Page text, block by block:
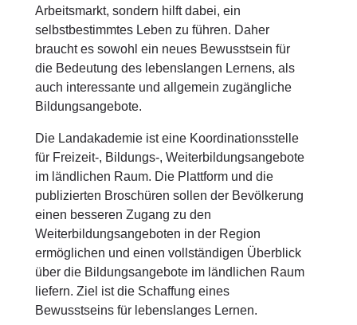
Arbeitsmarkt, sondern hilft dabei, ein
selbstbestimmtes Leben zu führen. Daher
braucht es sowohl ein neues Bewusstsein für
die Bedeutung des lebenslangen Lernens, als
auch interessante und allgemein zugängliche
Bildungsangebote.
Die Landakademie ist eine Koordinationsstelle
für Freizeit-, Bildungs-, Weiterbildungsangebote
im ländlichen Raum. Die Plattform und die
publizierten Broschüren sollen der Bevölkerung
einen besseren Zugang zu den
Weiterbildungsangeboten in der Region
ermöglichen und einen vollständigen Überblick
über die Bildungsangebote im ländlichen Raum
liefern. Ziel ist die Schaffung eines
Bewusstseins für lebenslanges Lernen.